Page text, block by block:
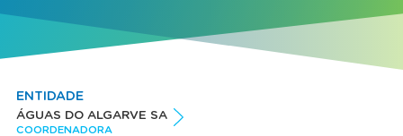
ENTIDADE
ÁGUAS DO ALGARVE SA
COORDENADORA